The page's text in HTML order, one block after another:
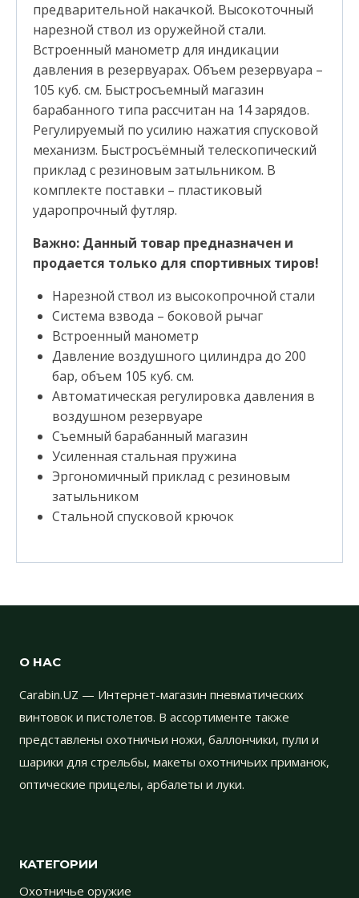
предварительной накачкой. Высокоточный
нарезной ствол из оружейной стали.
Встроенный манометр для индикации
давления в резервуарах. Объем резервуара –
105 куб. см. Быстросъемный магазин
барабанного типа рассчитан на 14 зарядов.
Регулируемый по усилию нажатия спусковой
механизм. Быстросъёмный телескопический
приклад с резиновым затыльником. В
комплекте поставки – пластиковый
ударопрочный футляр.
Важно: Данный товар предназначен и
продается только для спортивных тиров!
Нарезной ствол из высокопрочной стали
Система взвода – боковой рычаг
Встроенный манометр
Давление воздушного цилиндра до 200
бар, объем 105 куб. см.
Автоматическая регулировка давления в
воздушном резервуаре
Съемный барабанный магазин
Усиленная стальная пружина
Эргономичный приклад с резиновым
затыльником
Стальной спусковой крючок
О НАС
Carabin.UZ — Интернет-магазин пневматических
винтовок и пистолетов. В ассортименте также
представлены охотничьи ножи, баллончики, пули и
шарики для стрельбы, макеты охотничьих приманок,
оптические прицелы, арбалеты и луки.
КАТЕГОРИИ
Охотничье оружие